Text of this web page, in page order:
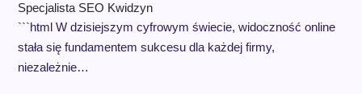
Specjalista SEO Kwidzyn
```html W dzisiejszym cyfrowym świecie, widoczność online
stała się fundamentem sukcesu dla każdej firmy,
niezależnie…